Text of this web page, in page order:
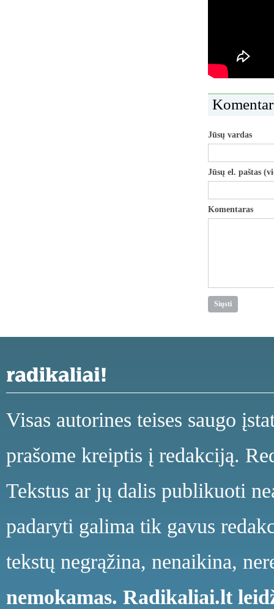
Jūsų vardas
Jūsų el. paštas
Komentaras
Visas autorines teises saugo
prašome kreiptis į redakciją.
Tekstus ar jų dalis publikuoti
padaryti galima tik gavus
tekstų negrąžina, nenaikina,
nemokamas. Radikaliai.lt